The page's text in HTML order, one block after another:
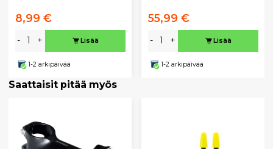
8,99 €
- + Lisää
1-2 arkipäivää
55,99 €
- + Lisää
1-2 arkipäivää
Saattaisit pitää myös